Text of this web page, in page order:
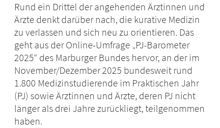
Rund ein Drittel der angehenden Ärztinnen und
Ärzte denkt darüber nach, die kurative Medizin
zu verlassen und sich neu zu orientieren. Das
geht aus der Online-Umfrage „PJ-Barometer
2025“ des Marburger Bundes hervor, an der im
November/Dezember 2025 bundesweit rund
1.800 Medizinstudierende im Praktischen Jahr
(PJ) sowie Ärztinnen und Ärzte, deren PJ nicht
länger als drei Jahre zurückliegt, teilgenommen
haben.